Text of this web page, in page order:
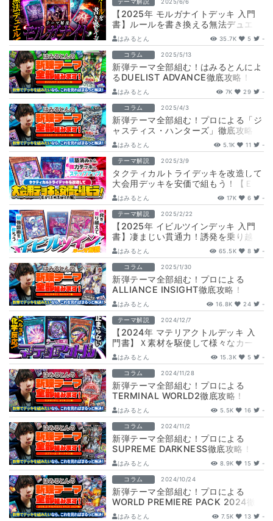
テーマ解説 2025/6/6
【2025年 モルガナイトデッキ 入門
書】ルールを書き換える無法デュエ
ル！
はみるとん 35.7K 5 -
コラム 2025/5/13
新弾テーマ全部組む！はみるとんによ
るDUELIST ADVANCE徹底攻略！
はみるとん 7K 29 -
コラム 2025/4/3
新弾テーマ全部組む！プロによる「ジ
ャスティス・ハンターズ」徹底攻略！
はみるとん 5.1K 11 -
テーマ解説 2025/3/9
タクティカルトライデッキを改造して
大会用デッキを安価で組もう！【Ｅｖ
ｉｌ★Ｔｗｉｎ編】
はみるとん 17K 6 -
テーマ解説 2025/2/22
【2025年 イビルツインデッキ 入門
書】凄まじい貫通力！誘発を乗り越え
て最強盤面を作ろう！
はみるとん 65.5K 8 -
コラム 2025/1/30
新弾テーマ全部組む！プロによる
ALLIANCE INSIGHT徹底攻略！
はみるとん 16.8K 24 -
テーマ解説 2024/12/7
【2024年 マテリアクトルデッキ 入
門書】Ｘ素材を駆使して様々なカード
を使いこなそう！
はみるとん 15.3K 5 -
コラム 2024/11/28
新弾テーマ全部組む！プロによる
TERMINAL WORLD2徹底攻略！
はみるとん 5.5K 16 -
コラム 2024/11/2
新弾テーマ全部組む！プロによる
SUPREME DARKNESS徹底攻略！
はみるとん 8.9K 15 -
コラム 2024/10/24
新弾テーマ全部組む！プロによる
WORLD PREMIERE PACK 2024徹
底攻略！
はみるとん 7.5K 13 -